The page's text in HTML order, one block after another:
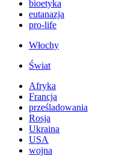
bioetyka
eutanazja
pro-life
Włochy
Świat
Afryka
Francja
prześladowania
Rosja
Ukraina
USA
wojna